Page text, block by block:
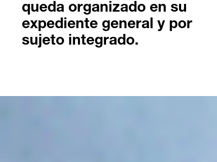
queda organizado en su
expediente general y por
sujeto integrado.